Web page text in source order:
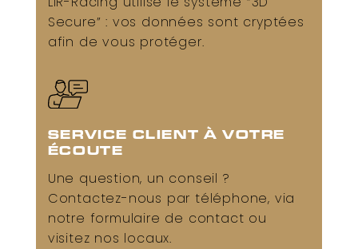
Secure” : vos données sont cryptées
afin de vous protéger.
SERVICE CLIENT À VOTRE
ÉCOUTE
Une question, un conseil ?
Contactez-nous par téléphone, via
notre formulaire de contact ou
visitez nos locaux.